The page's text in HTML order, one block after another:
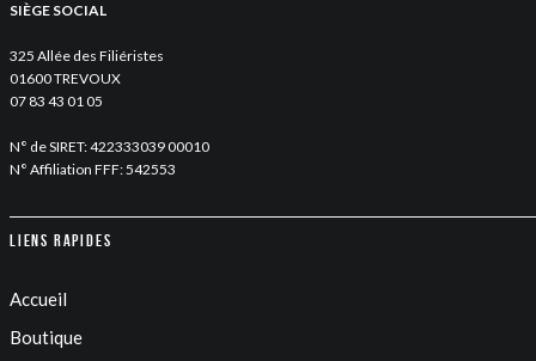
SIÈGE SOCIAL
325 Allée des Filiéristes
01600 TREVOUX
07 83 43 01 05
N° de SIRET: 422333039 00010
N° Affiliation FFF: 542553
Liens rapides
Accueil
Boutique